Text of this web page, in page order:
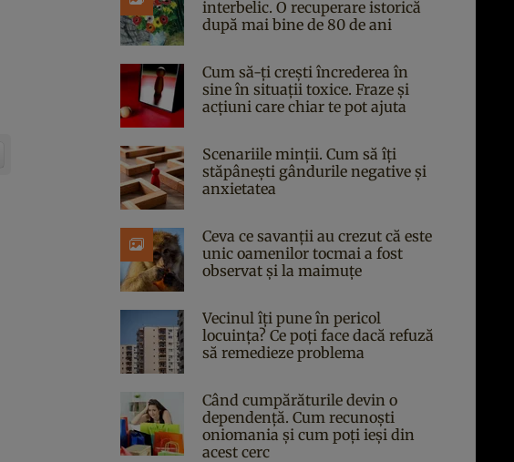
interbelic. O recuperare istorică
după mai bine de 80 de ani
Cum să-ți crești încrederea în
sine în situații toxice. Fraze și
acțiuni care chiar te pot ajuta
Scenariile minții. Cum să îți
stăpânești gândurile negative și
anxietatea
Ceva ce savanții au crezut că este
unic oamenilor tocmai a fost
observat și la maimuțe
Vecinul îți pune în pericol
locuința? Ce poți face dacă refuză
să remedieze problema
Când cumpărăturile devin o
dependență. Cum recunoști
oniomania și cum poți ieși din
acest cerc